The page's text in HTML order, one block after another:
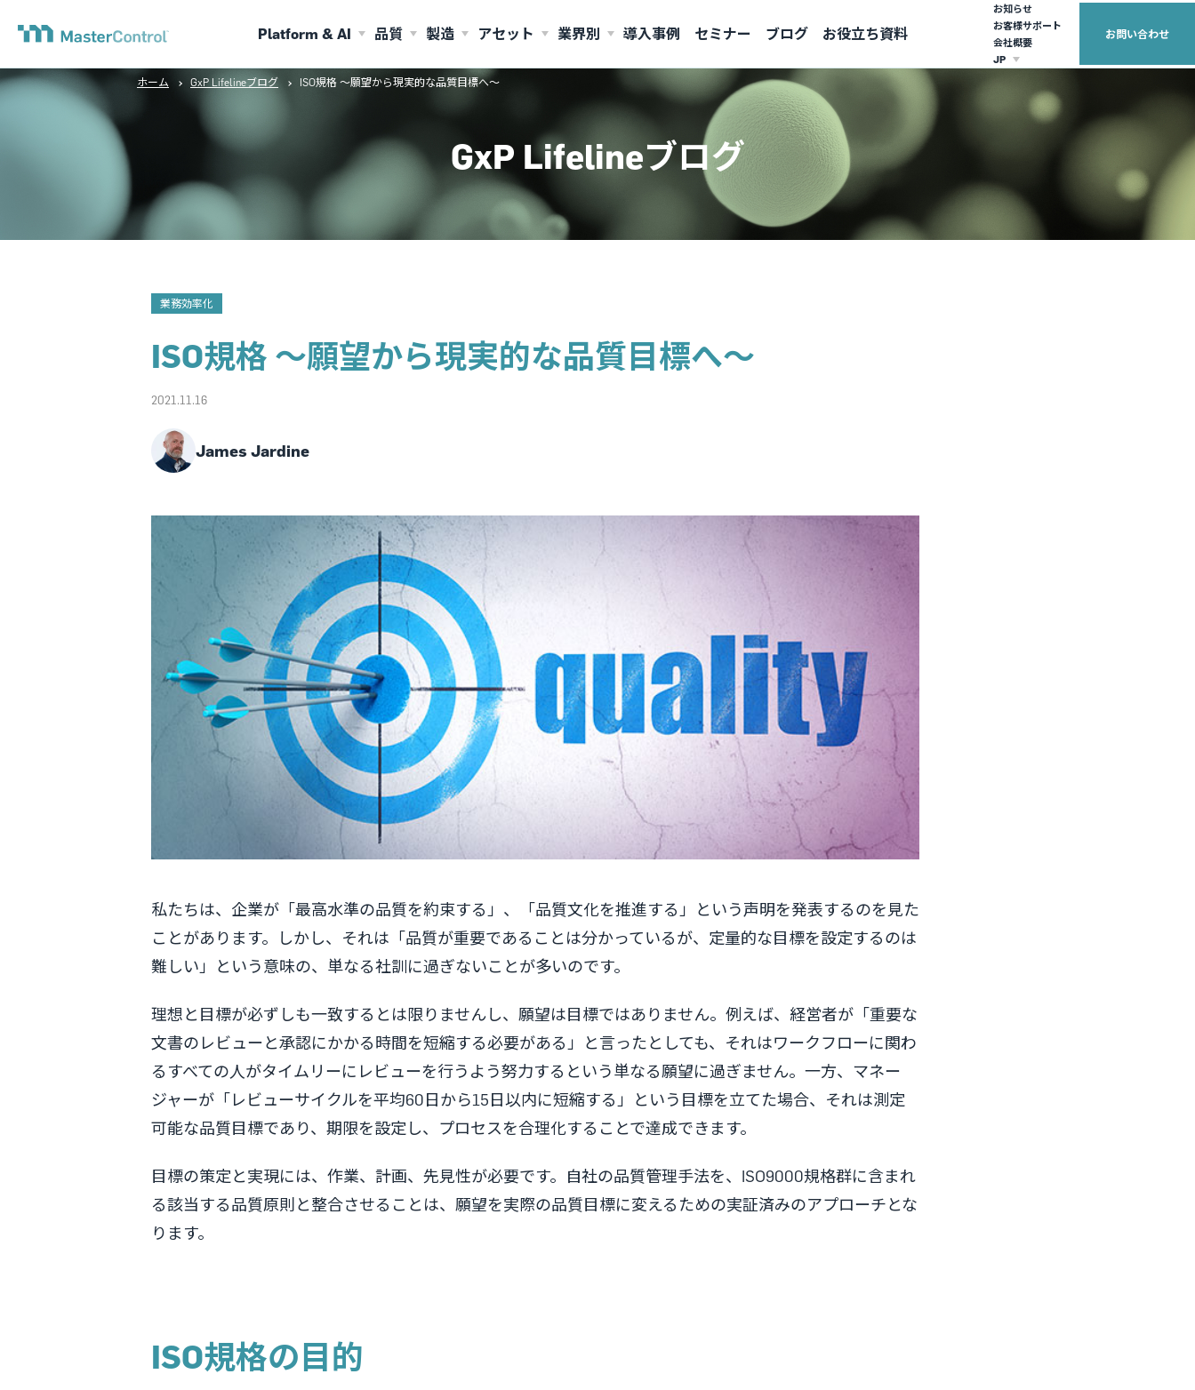
Platform & AI 品質 製造 アセット 業界別 導入事例 セミナー ブログ お役立ち資料
お知らせ
お客様サポート
会社概要
JP
AMERICAS
United States (English)
EUROPE
United Kingdom (English)
France (français)
ASIA PACIFIC
Australia (English)
繁體中文
お問い合わせ
ホーム GxP Lifelineブログ ISO規格 ～願望から現実的な品質目標へ～
GxP Lifelineブログ
業務効率化
ISO規格 ～願望から現実的な品質目標へ～
2021.11.16
James Jardine
私たちは、企業が「最高水準の品質を約束する」、「品質文化を推進する」という声明を発表するのを見た
ことがあります。しかし、それは「品質が重要であることは分かっているが、定量的な目標を設定するのは
難しい」という意味の、単なる社訓に過ぎないことが多いのです。
理想と目標が必ずしも一致するとは限りませんし、願望は目標ではありません。例えば、経営者が「重要な
文書のレビューと承認にかかる時間を短縮する必要がある」と言ったとしても、それはワークフローに関わ
るすべての人がタイムリーにレビューを行うよう努力するという単なる願望に過ぎません。一方、マネー
ジャーが「レビューサイクルを平均60日から15日以内に短縮する」という目標を立てた場合、それは測定
可能な品質目標であり、期限を設定し、プロセスを合理化することで達成できます。
目標の策定と実現には、作業、計画、先見性が必要です。自社の品質管理手法を、ISO9000規格群に含まれ
る該当する品質原則と整合させることは、願望を実際の品質目標に変えるための実証済みのアプローチとな
ります。
ISO規格の目的